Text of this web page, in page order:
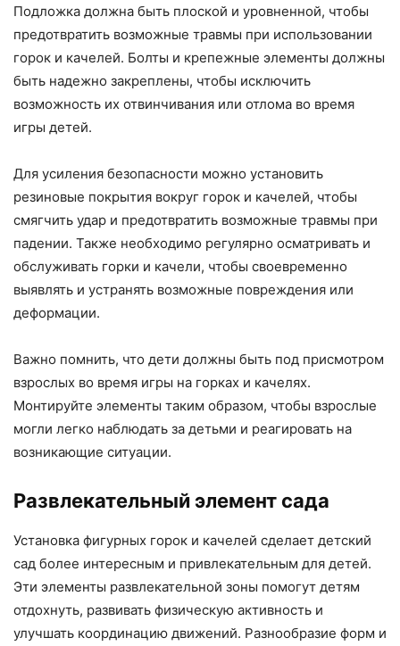
Подложка должна быть плоской и уровненной, чтобы
предотвратить возможные травмы при использовании
горок и качелей. Болты и крепежные элементы должны
быть надежно закреплены, чтобы исключить
возможность их отвинчивания или отлома во время
игры детей.
Для усиления безопасности можно установить
резиновые покрытия вокруг горок и качелей, чтобы
смягчить удар и предотвратить возможные травмы при
падении. Также необходимо регулярно осматривать и
обслуживать горки и качели, чтобы своевременно
выявлять и устранять возможные повреждения или
деформации.
Важно помнить, что дети должны быть под присмотром
взрослых во время игры на горках и качелях.
Монтируйте элементы таким образом, чтобы взрослые
могли легко наблюдать за детьми и реагировать на
возникающие ситуации.
Развлекательный элемент сада
Установка фигурных горок и качелей сделает детский
сад более интересным и привлекательным для детей.
Эти элементы развлекательной зоны помогут детям
отдохнуть, развивать физическую активность и
улучшать координацию движений. Разнообразие форм и